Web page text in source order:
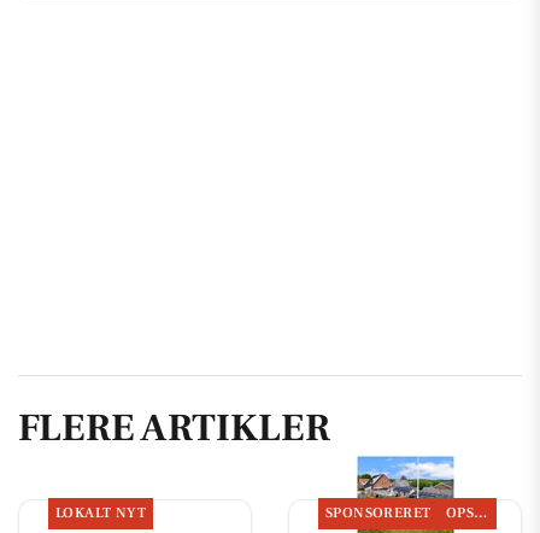
FLERE ARTIKLER
LOKALT NYT SPONSORERET OPSLAGSTAVLEN